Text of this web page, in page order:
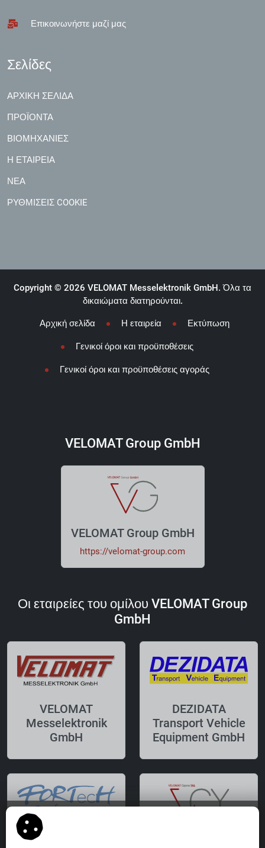
Επικοινωνήστε μαζί μας
Σελίδες
ΑΡΧΙΚΉ ΣΕΛΊΔΑ
ΠΡΟΪΌΝΤΑ
ΒΙΟΜΗΧΑΝΊΕΣ
Η ΕΤΑΙΡΕΊΑ
ΝΈΑ
ΡΥΘΜΊΣΕΙΣ COOKIE
Αρχική σελίδα Η εταιρεία Εκτύπωση
Γενικοί όροι και προϋποθέσεις
Γενικοί όροι και προϋποθέσεις αγοράς
Copyright © 2026 VELOMAT Messelektronik GmbH. Όλα τα
δικαιώματα διατηρούνται.
VELOMAT Group GmbH
VELOMAT Group GmbH
https://velomat-group.com
Οι εταιρείες του ομίλου VELOMAT Group
GmbH
VELOMAT
Messelektronik
GmbH
DEZIDATA
Transport Vehicle
Equipment GmbH